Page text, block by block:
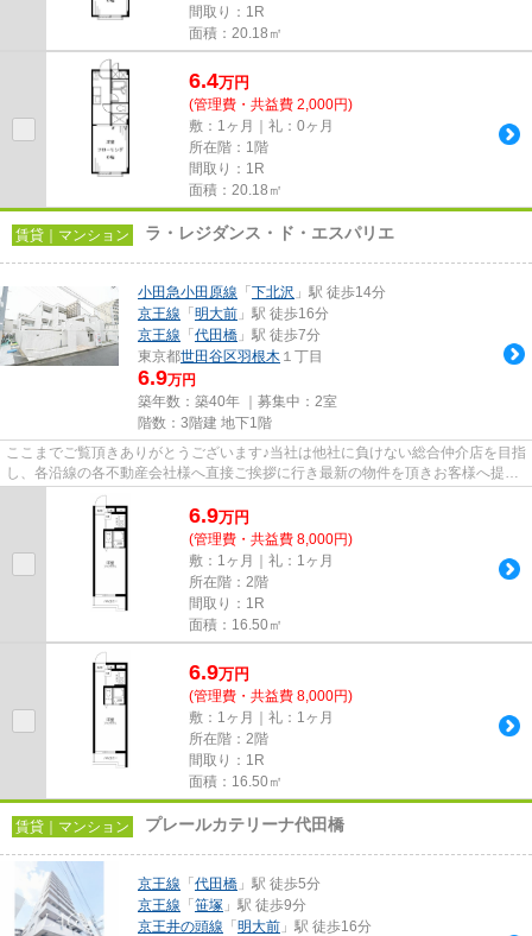
間取り：1R
面積：20.18㎡
6.4万円
(管理費・共益費 2,000円)
敷：1ヶ月｜礼：0ヶ月
所在階：1階
間取り：1R
面積：20.18㎡
賃貸｜マンション ラ・レジダンス・ド・エスパリエ
小田急小田原線 「 下北沢 」駅 徒歩14分
京王線 「 明大前 」駅 徒歩16分
京王線 「 代田橋 」駅 徒歩7分
東京都世田谷区羽根木 １丁目
6.9万円
築年数：築40年 ｜募集中： 2室
階数：3階建 地下1階
ここまでご覧頂きありがとうございます♪当社は他社に負けない総合仲介店を目指
し、各沿線の各不動産会社様へ直接ご挨拶に行き最新の物件を頂きお客様へ提供
しております！最新の情報は...
6.9万円
(管理費・共益費 8,000円)
敷：1ヶ月｜礼：1ヶ月
所在階：2階
間取り：1R
面積：16.50㎡
6.9万円
(管理費・共益費 8,000円)
敷：1ヶ月｜礼：1ヶ月
所在階：2階
間取り：1R
面積：16.50㎡
賃貸｜マンション プレールカテリーナ代田橋
京王線 「 代田橋 」駅 徒歩5分
京王線 「 笹塚 」駅 徒歩9分
京王井の頭線 「 明大前 」駅 徒歩16分